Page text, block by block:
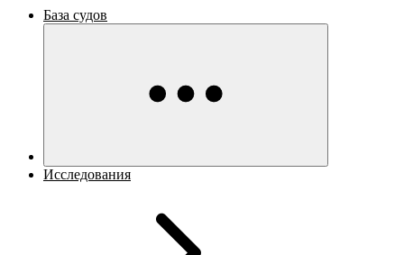
База судов
Исследования